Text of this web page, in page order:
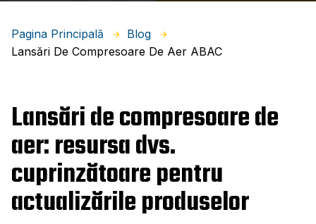
Pagina Principală
Blog
Lansări De Compresoare De Aer ABAC
Lansări de compresoare de
aer: resursa dvs.
cuprinzătoare pentru
actualizările produselor